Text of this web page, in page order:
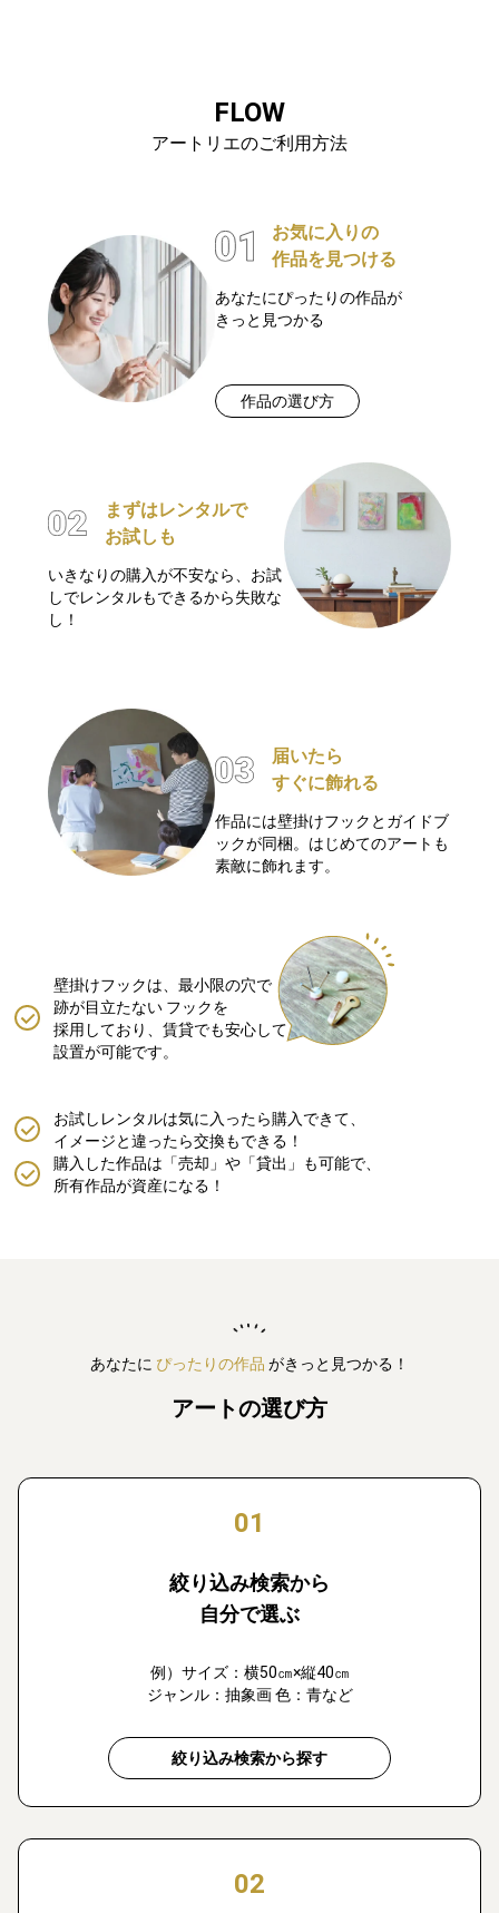
FLOW
アートリエのご利用方法
お気に入りの
作品を見つける
あなたにぴったりの作品が
きっと見つかる
作品の選び方
まずはレンタルで
お試しも
いきなりの購入が不安なら、お試
しでレンタルもできるから失敗な
し！
届いたら
すぐに飾れる
作品には壁掛けフックとガイドブ
ックが同梱。はじめてのアートも
素敵に飾れます。
壁掛けフックは、最小限の穴で
跡が目立たない フックを
採用しており、賃貸でも安心して
設置が可能です。
購入した作品は「売却」や「貸出」も可能で、
所有作品が資産になる！
お試しレンタルは気に入ったら購入できて、
イメージと違ったら交換もできる！
あなたに ぴったりの作品 がきっと見つかる！
アートの選び方
01
絞り込み検索から
自分で選ぶ
例）サイズ：横50㎝×縦40㎝
ジャンル：抽象画 色：青など
絞り込み検索から探す
02